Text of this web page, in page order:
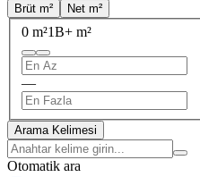
Brüt m²
Net m²
0 m²1B+ m²
—
Arama Kelimesi
Otomatik ara